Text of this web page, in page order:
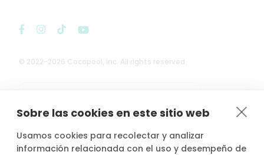
Sobre las cookies en este sitio web
Usamos cookies para recolectar y analizar
información relacionada con el uso y desempeño de
© 2022-2026 Cocopool, Inc. All rights reserved.
